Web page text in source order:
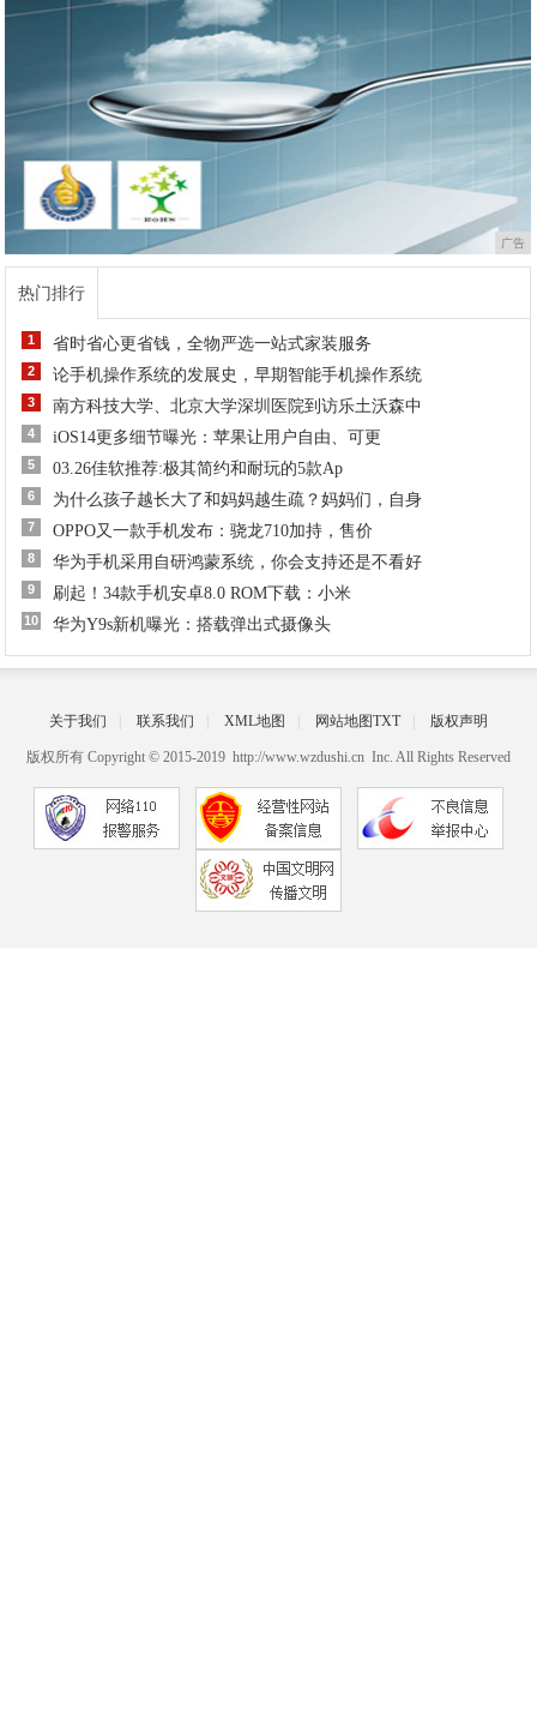
广告
热门排行
1 省时省心更省钱，全物严选一站式家装服务
2 论手机操作系统的发展史，早期智能手机操作系统
3 南方科技大学、北京大学深圳医院到访乐土沃森中
4 iOS14更多细节曝光：苹果让用户自由、可更
5 03.26佳软推荐:极其简约和耐玩的5款Ap
6 为什么孩子越长大了和妈妈越生疏？妈妈们，自身
7 OPPO又一款手机发布：骁龙710加持，售价
8 华为手机采用自研鸿蒙系统，你会支持还是不看好
9 刷起！34款手机安卓8.0 ROM下载：小米
10 华为Y9s新机曝光：搭载弹出式摄像头
关于我们 联系我们 XML地图 网站地图TXT 版权声明
版权所有 Copyright © 2015-2019 http://www.wzdushi.cn Inc. All Rights Reserved